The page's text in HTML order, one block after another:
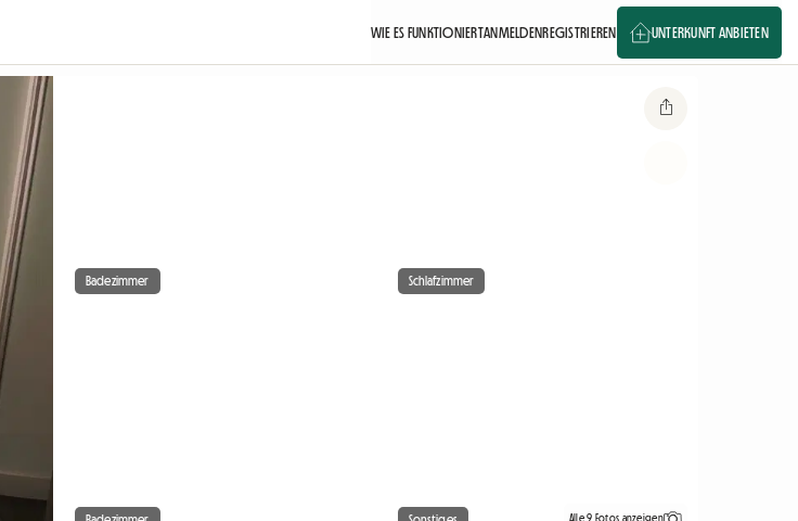
WIE ES FUNKTIONIERTANMELDENREGISTRIEREN UNTERKUNFT ANBIETEN
Badezimmer Schlafzimmer
Alle 9 Fotos anzeigen